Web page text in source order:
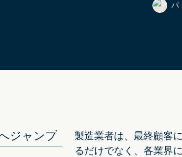
パ
ジャンプ
製造業者は、最終顧客
るだけでなく、各業界